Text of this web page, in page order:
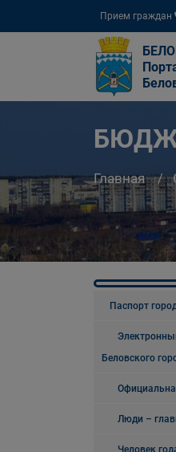
Прием граждан
Главная
Паспорт
Беловского
Люди –
Человек